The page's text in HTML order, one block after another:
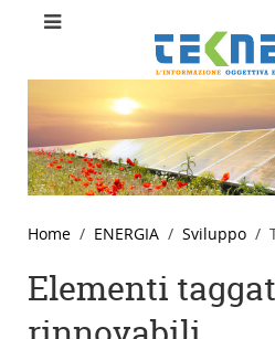
Home ENERGIA Sviluppo
Elementi